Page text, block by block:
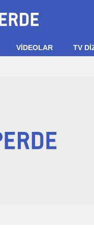
VIDEOLAR TV